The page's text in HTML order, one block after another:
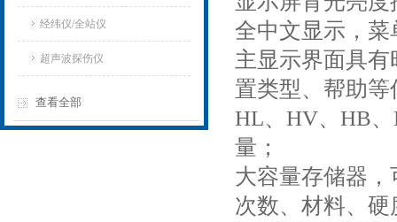
经纬仪/全站仪
超声波探伤仪
查看全部
全中文显示，菜
主显示界面具
置类型、帮助
HL、HV、HB
量；
大容量存储器
次数、材料、